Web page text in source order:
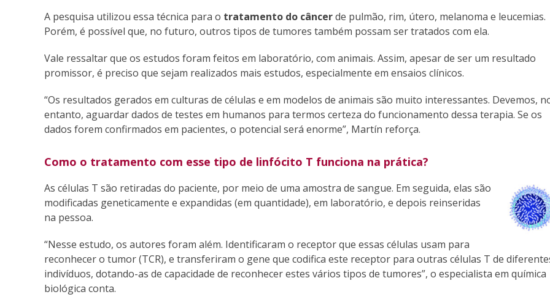
A pesquisa utilizou essa técnica para o tratamento do câncerde pulmão, rim, útero, melanoma e leucemias.
Porém, é possível que, no futuro, outros tipos de tumores também possam ser tratados com ela.
Vale ressaltar que os estudos foram feitos em laboratório, com animais. Assim, apesar de ser um resultado
promissor, é preciso que sejam realizados mais estudos, especialmente em ensaios clínicos.
“Os resultados gerados em culturas de células e em modelos de animais são muito interessantes. Devemos,
entanto, aguardar dados de testes em humanos para termos certeza do funcionamento dessa terapia. Se os
dados forem confirmados em pacientes, o potencial será enorme”, Martín reforça.
Como o tratamento com esse tipo de linfócito T funciona na prática?
As células T são retiradas do paciente, por meio de uma amostra de sangue. Em seguida, elas são
modificadas geneticamente e expandidas (em quantidade), em laboratório, e depois reinseridas
na pessoa.
“Nesse estudo, os autores foram além. Identificaram o receptor que essas células usam para
reconhecer o tumor (TCR), e transferiram o gene que codifica este receptor para outras células T de
indivíduos, dotando-as de capacidade de reconhecer estes vários tipos de tumores”, o especialista em química
biológica conta.